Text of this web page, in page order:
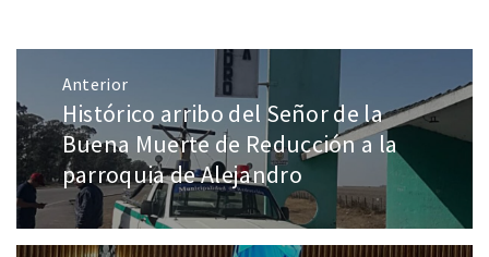
Anterior
Histórico arribo del Señor de la
Buena Muerte de Reducción a la
parroquia de Alejandro